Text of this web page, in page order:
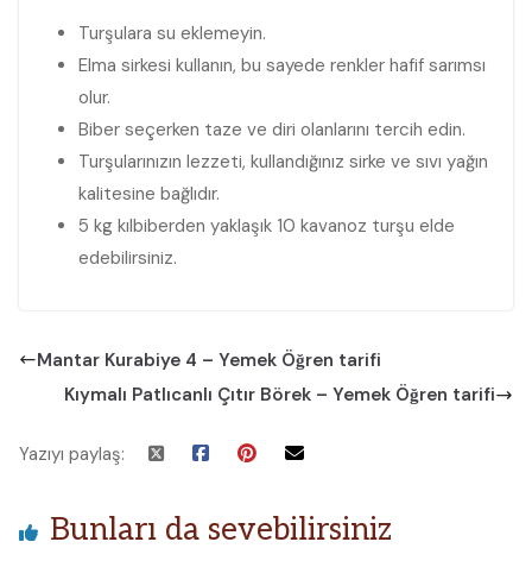
Turşulara su eklemeyin.
Elma sirkesi kullanın, bu sayede renkler hafif sarımsı
olur.
Biber seçerken taze ve diri olanlarını tercih edin.
Turşularınızın lezzeti, kullandığınız sirke ve sıvı yağın
kalitesine bağlıdır.
5 kg kılbiberden yaklaşık 10 kavanoz turşu elde
edebilirsiniz.
Mantar Kurabiye 4 – Yemek Öğren tarifi
Kıymalı Patlıcanlı Çıtır Börek – Yemek Öğren tarifi
Yazıyı paylaş:
Bunları da sevebilirsiniz